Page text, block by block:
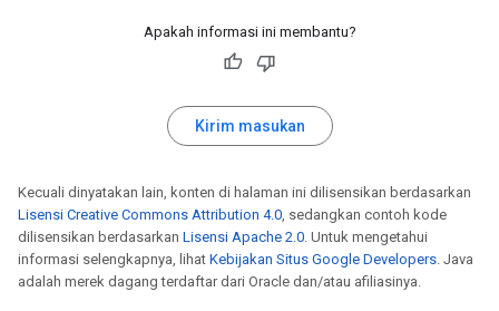
Apakah informasi ini membantu?
Kirim masukan
Kecuali dinyatakan lain, konten di halaman ini dilisensikan berdasarkan
Lisensi Creative Commons Attribution 4.0, sedangkan contoh kode
dilisensikan berdasarkan Lisensi Apache 2.0. Untuk mengetahui
informasi selengkapnya, lihat Kebijakan Situs Google Developers. Java
adalah merek dagang terdaftar dari Oracle dan/atau afiliasinya.